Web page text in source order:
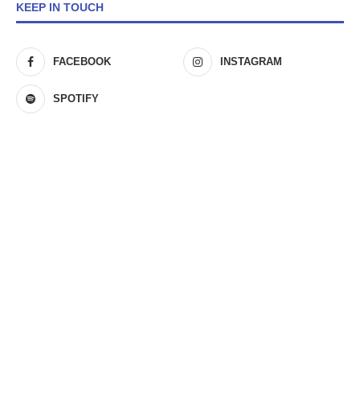
KEEP IN TOUCH
FACEBOOK INSTAGRAM
SPOTIFY